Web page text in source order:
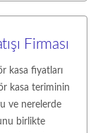
Firması
kasa fiyatları
kasa teriminin
ve nerelerde
birlikte